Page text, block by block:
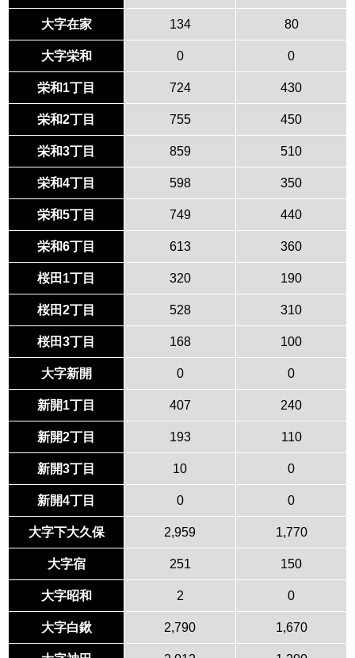
大字在家 134 80
大字栄和 0 0
栄和1丁目 724 430
栄和2丁目 755 450
栄和3丁目 859 510
栄和4丁目 598 350
栄和5丁目 749 440
栄和6丁目 613 360
桜田1丁目 320 190
桜田2丁目 528 310
桜田3丁目 168 100
大字新開 0 0
新開1丁目 407 240
新開2丁目 193 110
新開3丁目 10 0
新開4丁目 0 0
大字下大久保 2,959 1,770
大字宿 251 150
大字昭和 2 0
大字白鍬 2,790 1,670